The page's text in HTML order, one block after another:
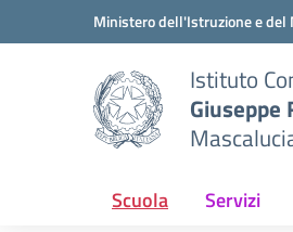
Vai ai contenuti
Vai al menu di navigazioneMinistero dell'Istruzione e del
Istituto
Giuseppe
Scuola Servizi